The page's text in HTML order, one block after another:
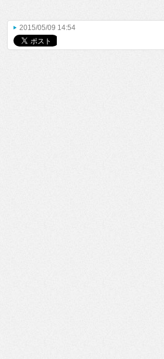
2015/05/09 14:54